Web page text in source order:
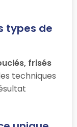
types de
frisés
techniques